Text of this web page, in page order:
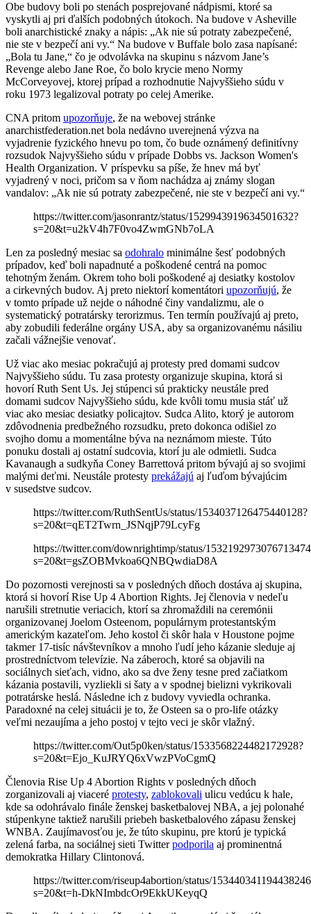
Obe budovy boli po stenách posprejované nádpismi, ktoré sa
vyskytli aj pri ďalších podobných útokoch. Na budove v Asheville
boli anarchistické znaky a nápis: „Ak nie sú potraty zabezpečené,
nie ste v bezpečí ani vy.“ Na budove v Buffale bolo zasa napísané:
„Bola tu Jane,“ čo je odvolávka na skupinu s názvom Jane’s
Revenge alebo Jane Roe, čo bolo krycie meno Normy
McCorveyovej, ktorej prípad a rozhodnutie Najvyššieho súdu v
roku 1973 legalizoval potraty po celej Amerike.
CNA pritom upozorňuje, že na webovej stránke
anarchistfederation.net bola nedávno uverejnená výzva na
vyjadrenie fyzického hnevu po tom, čo bude oznámený definitívny
rozsudok Najvyššieho súdu v prípade Dobbs vs. Jackson Women's
Health Organization. V príspevku sa píše, že hnev má byť
vyjadrený v noci, pričom sa v ňom nachádza aj známy slogan
vandalov: „Ak nie sú potraty zabezpečené, nie ste v bezpečí ani vy.“
https://twitter.com/jasonrantz/status/1529943919634501632?
s=20&t=u2kV4h7F0vo4ZwmGNb7oLA
Len za posledný mesiac sa odohralo minimálne šesť podobných
prípadov, keď boli napadnuté a poškodené centrá na pomoc
tehotným ženám. Okrem toho boli poškodené aj desiatky kostolov
a cirkevných budov. Aj preto niektorí komentátori upozorňujú, že
v tomto prípade už nejde o náhodné činy vandalizmu, ale o
systematický potratársky terorizmus. Ten termín používajú aj preto,
aby zobudili federálne orgány USA, aby sa organizovanému násiliu
začali vážnejšie venovať.
Už viac ako mesiac pokračujú aj protesty pred domami sudcov
Najvyššieho súdu. Tu zasa protesty organizuje skupina, ktorá si
hovorí Ruth Sent Us. Jej stúpenci sú prakticky neustále pred
domami sudcov Najvyššieho súdu, kde kvôli tomu musia stáť už
viac ako mesiac desiatky policajtov. Sudca Alito, ktorý je autorom
zdôvodnenia predbežného rozsudku, preto dokonca odišiel zo
svojho domu a momentálne býva na neznámom mieste. Túto
ponuku dostali aj ostatní sudcovia, ktorí ju ale odmietli. Sudca
Kavanaugh a sudkyňa Coney Barrettová pritom bývajú aj so svojimi
malými deťmi. Neustále protesty prekážajú aj ľuďom bývajúcim
v susedstve sudcov.
https://twitter.com/RuthSentUs/status/1534037126475440128?
s=20&t=qET2Twrn_JSNqjP79LcyFg
https://twitter.com/downrightimp/status/
s=20&t=gsZOBMvkoa6QNBQwdiaD8A
Do pozornosti verejnosti sa v posledných dňoch dostáva aj skupina,
ktorá si hovorí Rise Up 4 Abortion Rights. Jej členovia v nedeľu
narušili stretnutie veriacich, ktorí sa zhromaždili na ceremónii
organizovanej Joelom Osteenom, populárnym protestantským
americkým kazateľom. Jeho kostol či skôr hala v Houstone pojme
takmer 17-tisíc návštevníkov a mnoho ľudí jeho kázanie sleduje aj
prostredníctvom televízie. Na záberoch, ktoré sa objavili na
sociálnych sieťach, vidno, ako sa dve ženy tesne pred začiatkom
kázania postavili, vyzliekli si šaty a v spodnej bielizni vykrikovali
potratárske heslá. Následne ich z budovy vyviedla ochranka.
Paradoxné na celej situácii je to, že Osteen sa o pro-life otázky
veľmi nezaujíma a jeho postoj v tejto veci je skôr vlažný.
https://twitter.com/Out5p0ken/status/1533568224482172928?
s=20&t=Ejo_KuJRYQ6xVwzPVoCgmQ
Členovia Rise Up 4 Abortion Rights v posledných dňoch
zorganizovali aj viaceré protesty, zablokovali ulicu vedúcu k hale,
kde sa odohrávalo finále ženskej basketbalovej NBA, a jej polonahé
stúpenkyne taktiež narušili priebeh basketbalového zápasu ženskej
WNBA. Zaujímavosťou je, že túto skupinu, pre ktorú je typická
zelená farba, na sociálnej sieti Twitterpodporila aj prominentná
demokratka Hillary Clintonová.
https://twitter.com/riseup4abortion/status/
s=20&t=h-DkNImbdcOr9EkkUKeyqQ